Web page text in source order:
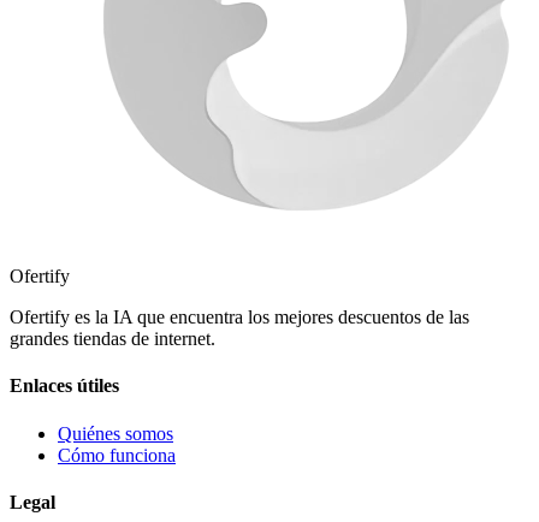
Ofertify
Ofertify es la IA que encuentra los mejores descuentos de las
grandes tiendas de internet.
Enlaces útiles
Quiénes somos
Cómo funciona
Legal